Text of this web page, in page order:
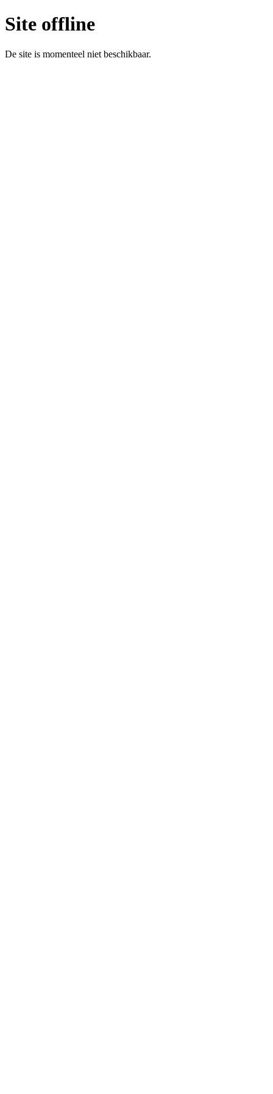
Site offline
De site is momenteel niet beschikbaar.